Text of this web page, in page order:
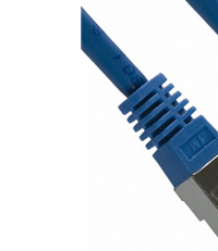
Oprema za pisarno in dom